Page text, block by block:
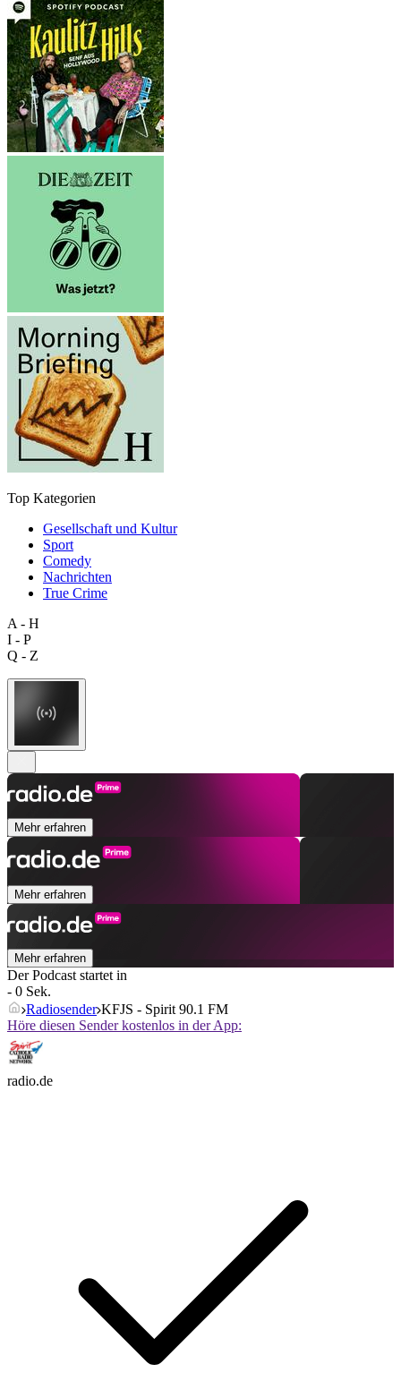
Top Kategorien
Gesellschaft und Kultur
Sport
Comedy
Nachrichten
True Crime
A - H
I - P
Q - Z
Mehr erfahren
Mehr erfahren
Mehr erfahren
Der Podcast startet in
- 0 Sek.
Radiosender KFJS - Spirit 90.1 FM
Höre diesen Sender kostenlos in der App:
radio.de